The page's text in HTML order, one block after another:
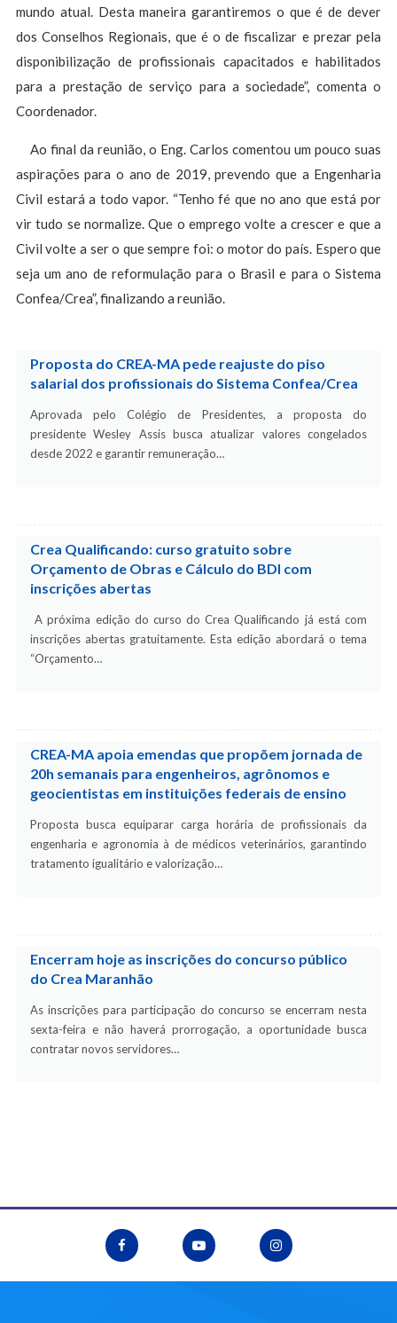
mundo atual. Desta maneira garantiremos o que é de dever
dos Conselhos Regionais, que é o de fiscalizar e prezar pela
disponibilização de profissionais capacitados e habilitados
para a prestação de serviço para a sociedade”, comenta o
Coordenador.
Ao final da reunião, o Eng. Carlos comentou um pouco suas
aspirações para o ano de 2019, prevendo que a Engenharia
Civil estará a todo vapor. “Tenho fé que no ano que está por
vir tudo se normalize. Que o emprego volte a crescer e que a
Civil volte a ser o que sempre foi: o motor do país. Espero que
seja um ano de reformulação para o Brasil e para o Sistema
Confea/Crea”, finalizando a reunião.
Proposta do CREA-MA pede reajuste do piso
salarial dos profissionais do Sistema Confea/Crea
Aprovada pelo Colégio de Presidentes, a proposta do
presidente Wesley Assis busca atualizar valores congelados
desde 2022 e garantir remuneração…
Crea Qualificando: curso gratuito sobre
Orçamento de Obras e Cálculo do BDI com
inscrições abertas
A próxima edição do curso do Crea Qualificando já está com
inscrições abertas gratuitamente. Esta edição abordará o tema
“Orçamento…
CREA-MA apoia emendas que propõem jornada de
20h semanais para engenheiros, agrônomos e
geocientistas em instituições federais de ensino
Proposta busca equiparar carga horária de profissionais da
engenharia e agronomia à de médicos veterinários, garantindo
tratamento igualitário e valorização…
Encerram hoje as inscrições do concurso público
do Crea Maranhão
As inscrições para participação do concurso se encerram nesta
sexta-feira e não haverá prorrogação, a oportunidade busca
contratar novos servidores…